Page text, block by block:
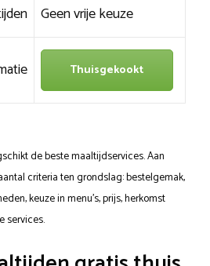
Geen vrije keuze
Thuisgekookt
de beste maaltijdservices. Aan
criteria ten grondslag: bestelgemak,
keuze in menu’s, prijs, herkomst
services.